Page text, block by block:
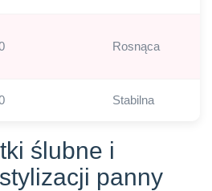
Rosnąca
Stabilna
ślubne i
panny